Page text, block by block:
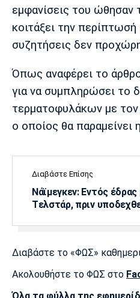
Λίβερπουλ
Ίντερ
Μπορούσια
εμφανίσεις του ώθησαν
κοιτάξει την
συζητήσεις δεν
Όπως αναφέρει το
για να συμπληρώσει το
τερματοφυλάκων με
ο οποίος θα παραμείνει
Διαβάστε Επίσης
Νάϊμεγκεν: Εντός
Tελστάρ, πριν
Διαβάστε το «ΦΩΣ»
Ακολουθήστε το ΦΩΣ στο